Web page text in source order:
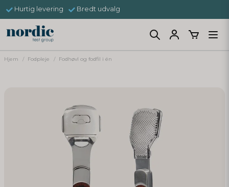
Hurtig levering Bredt udvalg
Hjem Fodpleje Fodhøvl og fodfil i én